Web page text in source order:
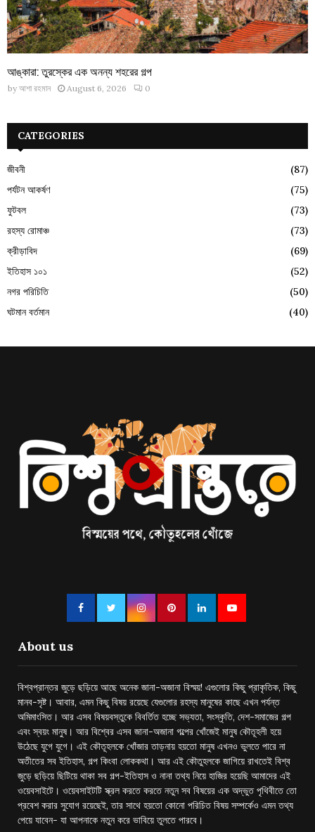
আঙ্কারা: তুরস্কের এক অনন্য শহরের গল্প
by আশা রহমান August 6, 2026 0
CATEGORIES
জীবনী
(87)
পর্যটন আকর্ষণ
(75)
ফুটবল
(73)
রহস্য রোমাঞ্চ
(73)
ক্রীড়াবিদ
(69)
ইতিহাস ১০১
(52)
নগর পরিচিতি
(50)
ঘটমান বর্তমান
(40)
About us
বিশ্বপ্রান্তর জুড়ে ছড়িয়ে আছে অনেক জানা-অজানা বিস্ময়! এগুলোর কিছু প্রাকৃতিক, কিছু
মানব-সৃষ্ট। আবার, এমন কিছু বিষয় রয়েছে যেগুলোর রহস্য মানুষের কাছে এখন পর্যন্ত
অমিমাংসিত। আর এসব বিষয়বস্তুকে বিবর্তিত হচ্ছে সভ্যতা, সংস্কৃতি, দেশ-সমাজের গল্প
এবং স্বয়ং মানুষ। আর বিশ্বের এসব জানা-অজানা গল্পের খোঁজেই মানুষ কৌতূহলী হয়ে
উঠেছে যুগে যুগে। এই কৌতূহলকে খোঁজার তাড়নায় হয়তো মানুষ এখনও ভুলতে পারে না
অতীতের সব ইতিহাস, গল্প কিংবা লোককথা। আর এই কৌতুহলকে জাগিয়ে রাখতেই বিশ্ব
জুড়ে ছড়িয়ে ছিটিয়ে থাকা সব গল্প-ইতিহাস ও নানা তথ্য নিয়ে হাজির হয়েছি আমাদের এই
ওয়েবসাইটে। ওয়েবসাইটটি স্ক্রল করতে করতে নতুন সব বিষয়ের এক অদ্ভুত পৃথিবীতে তো
প্রবেশ করার সুযোগ রয়েছেই, তার সাথে হয়তো কোনো পরিচিত বিষয় সম্পর্কেও এমন তথ্য
পেয়ে যাবেন- যা আপনাকে নতুন করে ভাবিয়ে তুলতে পারবে।